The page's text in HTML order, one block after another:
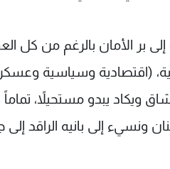
بر الأمان بالرغم من كل
(اقتصادية وسياسية
يبدو مستحيلاً، تماماً
ونسيء إلى بانيه الراقد